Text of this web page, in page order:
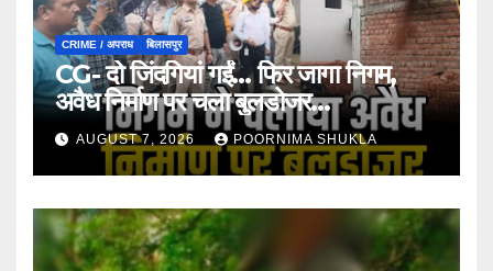
CRIME / अपराध बिलासपुर
CG- दो जिंदगियां गईं… फिर जागा निगम,
अवैध निर्माण पर चला बुलडोजर…
AUGUST 7, 2026 POORNIMA SHUKLA